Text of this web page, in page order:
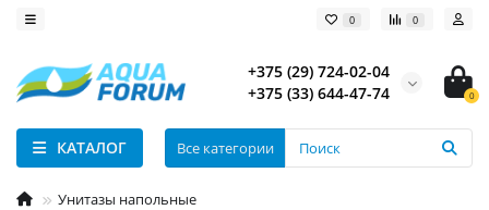
0 0
+375 (29) 724-02-04
+375 (33) 644-47-74
0
КАТАЛОГ Все категории
Унитазы напольные